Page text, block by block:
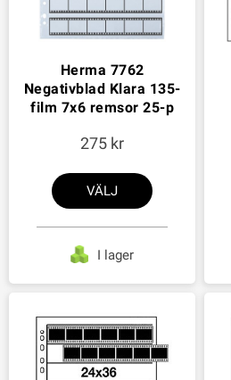
Herma 7762
Negativblad Klara 135-
film 7x6 remsor 25-p
275
VÄLJ
I lager